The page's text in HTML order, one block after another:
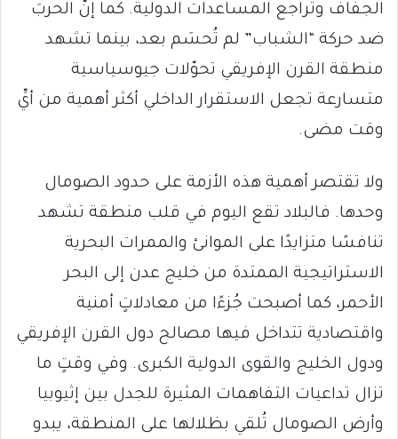
الجفاف وتراجع المساعدات الدولية. كما إنَّ الحربَ
ضد حركة “الشباب” لم تُحسَم بعد، بينما تشهد
منطقة القرن الإفريقي تحوّلات جيوسياسية
متسارعة تجعل الاستقرار الداخلي أكثر أهمية من أيِّ
وقت مضى.
ولا تقتصر أهمية هذه الأزمة على حدود الصومال
وحدها. فالبلاد تقع اليوم في قلب منطقة تشهد
تنافسًا متزايدًا على الموانئ والممرات البحرية
الاستراتيجية الممتدة من خليج عدن إلى البحر
الأحمر، كما أصبحت جُزءًا من معادلاتٍ أمنية
واقتصادية تتداخل فيها مصالح دول القرن الإفريقي
ودول الخليج والقوى الدولية الكبرى. وفي وقتٍ ما
تزال تداعيات التفاهمات المثيرة للجدل بين إثيوبيا
وأرض الصومال تُلقي بظلالها على المنطقة، يبدو